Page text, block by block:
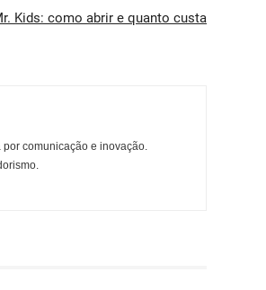
Kids: como abrir e quanto custa
comunicação e inovação.